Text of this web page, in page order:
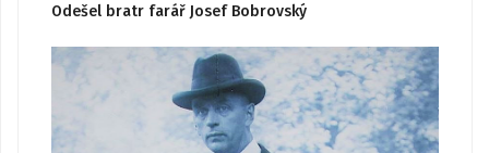
Odešel bratr farář Josef Bobrovský